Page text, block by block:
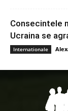
Consecintele
Ucraina se
Internationale